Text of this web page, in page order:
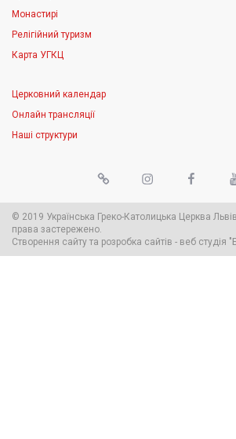
Монастирі
Релігійний туризм
Карта УГКЦ
Церковний календар
Онлайн трансляції
Наші структури
© 2019 Українська Греко-Католицька Церква
права застережено.
Створення сайту та розробка сайтів - веб студія